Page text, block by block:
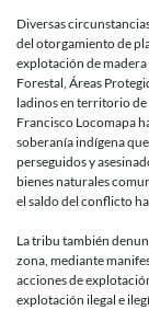
Diversas
del otorgamiento de
explotación de
Forestal, Áreas
ladinos en territorio de
Francisco Locomapa
soberanía indígena
perseguidos y
bienes naturales
el saldo del conflicto
La tribu también
zona, mediante
acciones de
explotación ilegal e